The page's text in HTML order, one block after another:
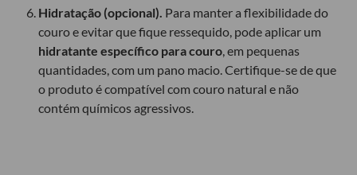
Hidratação (opcional). Para manter a flexibilidade do
couro e evitar que fique ressequido, pode aplicar um
hidratante específico para couro , em pequenas
quantidades, com um pano macio. Certifique-se de que
o produto é compatível com couro natural e não
contém químicos agressivos.